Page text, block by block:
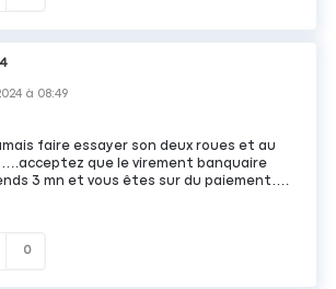
à 08:49
faire essayer son deux roues et au
que le virement banquaire
3 mn et vous êtes sur du paiement….
0